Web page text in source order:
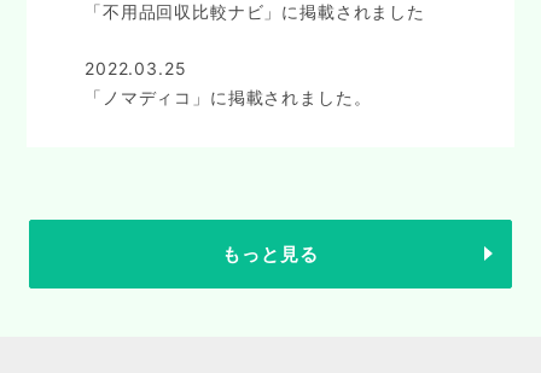
「不用品回収比較ナビ」に掲載されました
2022.03.25
「ノマディコ」に掲載されました。
もっと見る